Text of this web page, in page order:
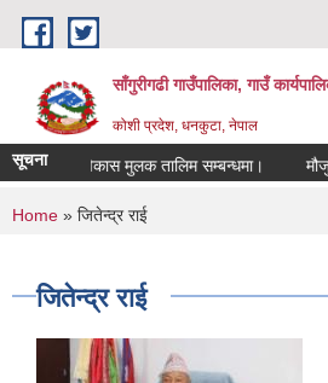
Skip to main content
साँगुरीगढी गाउँपालिका, गाउँ
कोशी प्रदेश, धनकुटा, नेपाल
सूचना
सिप विकास मुलक तालिम सम्बन्धमा।
You are here
Home » जितेन्द्र राई
जितेन्द्र राई